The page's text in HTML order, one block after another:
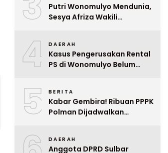
Putri Wonomulyo Mendunia,
Sesya Afriza Wakili
4 DAERAH
Kasus Pengerusakan Rental
PS di Wonomulyo Belum
Pelaku
5 BERITA
Kabar Gembira! Ribuan PPPK
Polman Dijadwalkan
DAERAH
Anggota DPRD Sulbar